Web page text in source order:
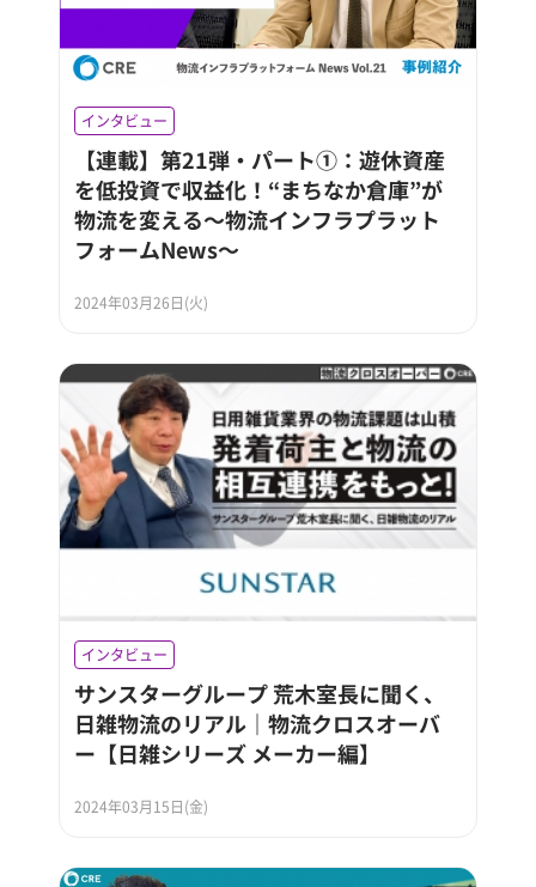
インタビュー
【連載】第21弾・パート①：遊休資産
を低投資で収益化！“まちなか倉庫”が
物流を変える～物流インフラプラット
フォームNews～
2024年03月26日(火)
インタビュー
サンスターグループ 荒木室長に聞く、
日雑物流のリアル｜物流クロスオーバ
ー【日雑シリーズ メーカー編】
2024年03月15日(金)